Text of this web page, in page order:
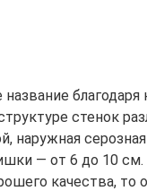
стенок
наружная
— от 6 до 10
качества, то